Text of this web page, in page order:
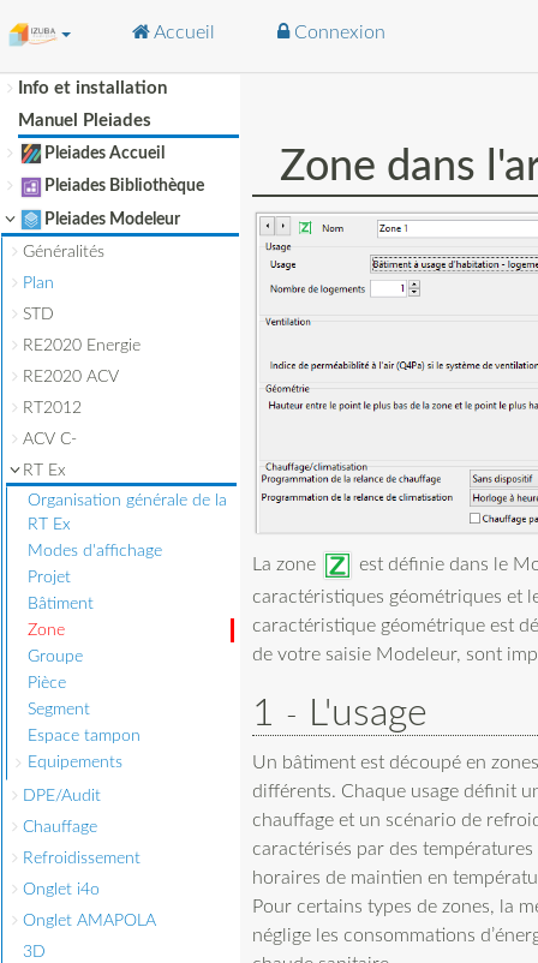
Accueil Connexion
Info et installation
Manuel Pleiades
Pleiades Accueil
Pleiades Bibliothèque
Pleiades Modeleur
Généralités
Plan
STD
RE2020 Energie
RE2020 ACV
RT2012
ACV C-
RT Ex
Organisation générale de la
RT Ex
Modes d'affichage
Projet
Bâtiment
Zone
Groupe
Pièce
Segment
Espace tampon
Equipements
DPE/Audit
Chauffage
Refroidissement
Onglet i4o
Onglet AMAPOLA
3D
Zone dans
La zone
est définie dans le
caractéristiques géométriques et
caractéristique géométrique est
de votre saisie Modeleur, sont
1 L'usage
Un bâtiment est découpé en
différents. Chaque usage définit
chauffage et un scénario de
caractérisés par des
horaires de maintien en
Pour certains types de zones, la
néglige les consommations